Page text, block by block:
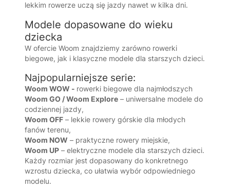
lekkim rowerze uczą się jazdy nawet w kilka dni.
Modele dopasowane do wieku
dziecka
W ofercie Woom znajdziemy zarówno rowerki
biegowe, jak i klasyczne modele dla starszych dzieci.
Najpopularniejsze serie:
Woom WOW - rowerki biegowe dla najmłodszych
Woom GO / Woom Explore – uniwersalne modele do
codziennej jazdy,
Woom OFF – lekkie rowery górskie dla młodych
fanów terenu,
Woom NOW – praktyczne rowery miejskie,
Woom UP – elektryczne modele dla starszych dzieci.
Każdy rozmiar jest dopasowany do konkretnego
wzrostu dziecka, co ułatwia wybór odpowiedniego
modelu.